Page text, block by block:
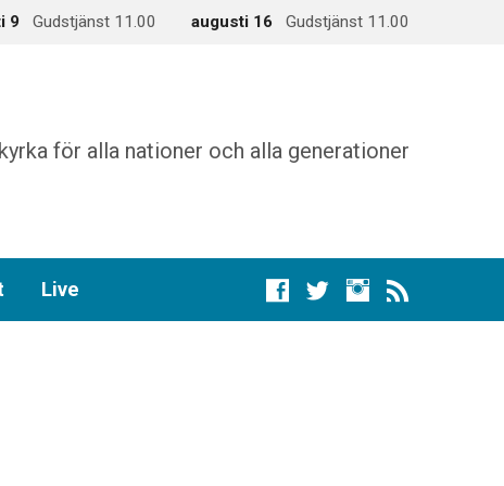
9 Gudstjänst 11.00 augusti 16 Gudstjänst 11.00
för alla nationer och alla generationer
Live